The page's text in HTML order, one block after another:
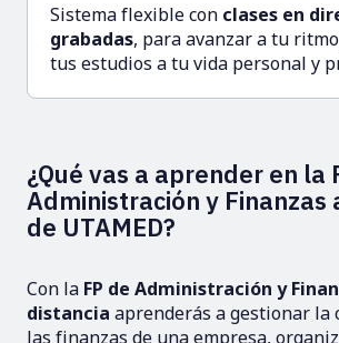
Sistema flexible con clases en
grabadas, para avanzar a tu
tus estudios a tu vida personal y
¿Qué vas a aprender en la
Administración y Finanzas
de UTAMED?
Con la FP de Administración y
distancia aprenderás a gestionar la
las finanzas de una empresa,